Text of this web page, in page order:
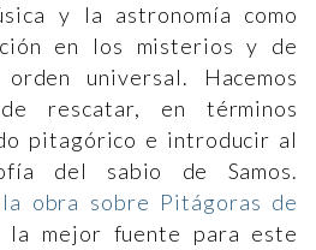
y la astronomía como
en los misterios y de
universal. Hacemos
rescatar, en términos
pitagórico e introducir al
del sabio de Samos.
la obra sobre Pitágoras de
la mejor fuente para este